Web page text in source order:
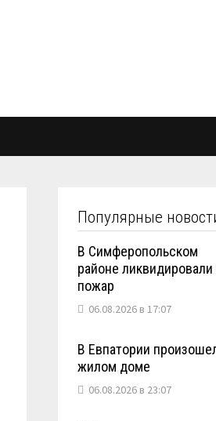
Популярные
В Симферопольском
районе
пожар
06.08.2026 в 17:07
В Евпатории
жилом доме
06.08.2026 в 23:07